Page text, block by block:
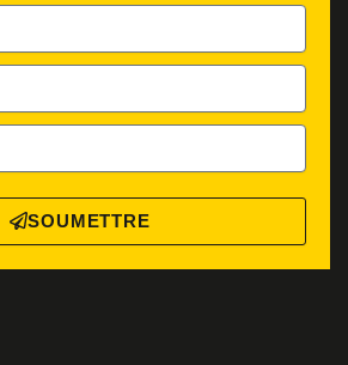
SOUMETTRE